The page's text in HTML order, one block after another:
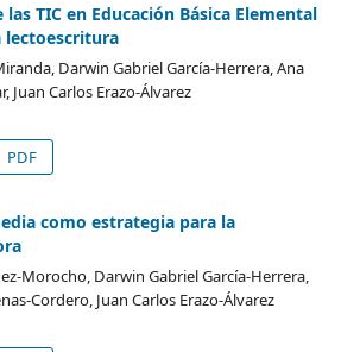
TIC en Educación Básica Elemental
lectoescritura
Darwin Gabriel García-Herrera, Ana
Juan Carlos Erazo-Álvarez
PDF
como estrategia para la
Morocho, Darwin Gabriel García-Herrera,
Cordero, Juan Carlos Erazo-Álvarez